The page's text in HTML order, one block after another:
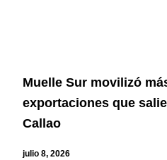
Muelle Sur movilizó
exportaciones que
Callao
julio 8, 2026